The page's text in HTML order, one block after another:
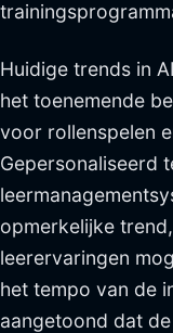
Huidige trends in
het toenemende
voor rollenspelen
Gepersonaliseerd
opmerkelijke
leerervaringen
het tempo van de
aangetoond dat